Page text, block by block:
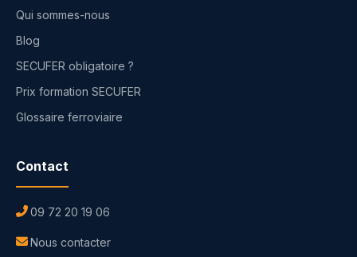
Qui sommes-nous
Blog
SECUFER obligatoire ?
Prix formation SECUFER
Glossaire ferroviaire
Contact
09 72 20 19 06
Nous contacter